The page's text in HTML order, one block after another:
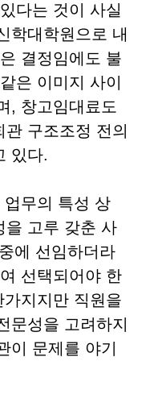
다는 것이 사실
학대학원으로 내
결정임에도 불
은 이미지 사이
, 창고임대료도
구조조정 전의
있다.
무의 특성 상
을 고루 갖춘 사
에 선임하더라
선택되어야 한
지지만 직원을
문성을 고려하지
이 문제를 야기